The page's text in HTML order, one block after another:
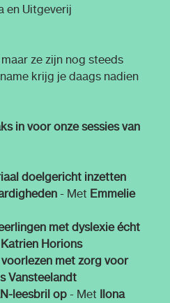
en Uitgeverij
ze zijn nog steeds
krijg je daags nadien
in voor onze sessies van
doelgericht inzetten
- Met Emmelie
met dyslexie écht
Katrien Horions
met zorg voor
Vansteelandt
leesbril op - Met Ilona